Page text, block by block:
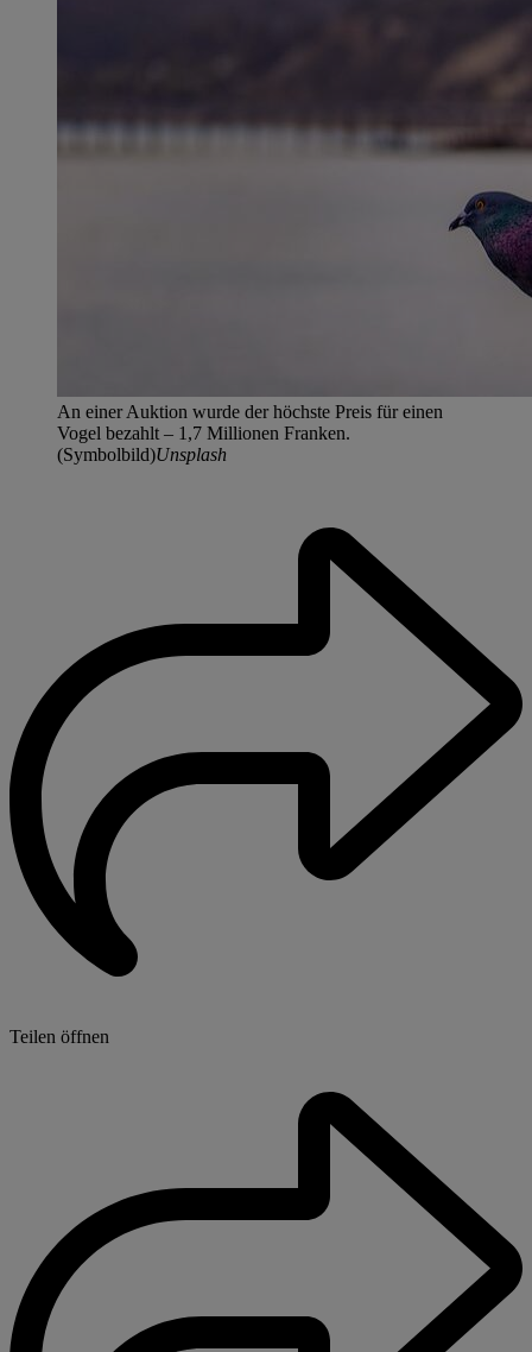
An einer Auktion wurde der höchste Preis für einen
Vogel bezahlt – 1,7 Millionen Franken.
(Symbolbild)Unsplash
Teilen öffnen